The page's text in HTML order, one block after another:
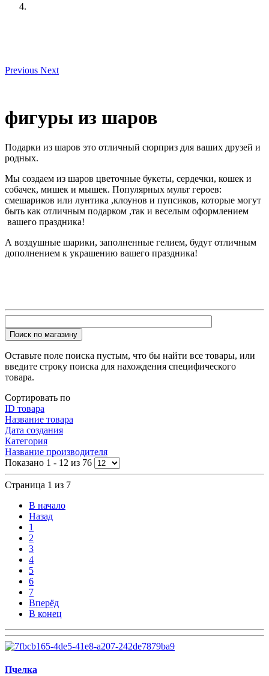
Previous Next
фигуры из шаров
Подарки из шаров это отличный сюрприз для ваших друзей и
родных.
Мы создаем из шаров цветочные букеты, сердечки, кошек и
собачек, мишек и мышек. Популярных мульт героев:
смешариков или лунтика ,клоунов и пупсиков, которые могут
быть как отличным подарком ,так и веселым оформлением
вашего праздника!
А воздушные шарики, заполненные гелием, будут отличным
дополнением к украшению вашего праздника!
Поиск по магазину
Оставьте поле поиска пустым, что бы найти все товары, или
введите строку поиска для нахождения специфического
товара.
Сортировать по
ID товара
Название товара
Дата создания
Категория
Название производителя
Показано 1 - 12 из 76
Страница 1 из 7
В начало
Назад
1
2
3
4
5
6
7
Вперёд
В конец
Пчелка